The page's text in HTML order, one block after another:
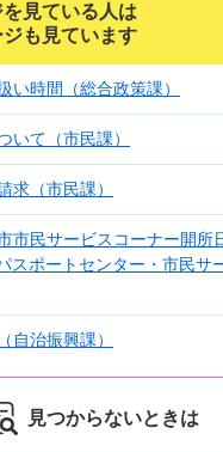
見ている人は
も見ています
い時間（総合政策課）
いて（市民課）
求（市民課）
市民サービスコーナー開所
スポートセンター・市民サ
自治振興課）
見つからないときは